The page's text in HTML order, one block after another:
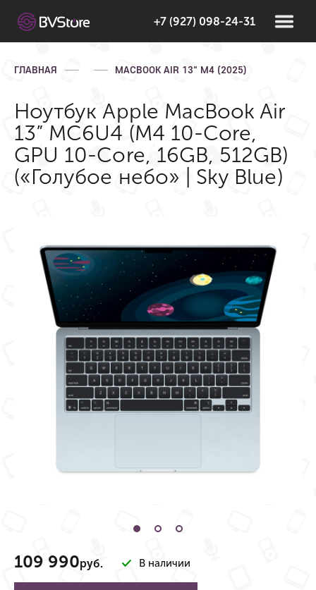
+7 (927) 098-24-31
ГЛАВНАЯ MACBOOK AIR 13" M4 (2025)
Ноутбук Apple MacBook Air
13” MC6U4 (M4 10-Core,
GPU 10-Core, 16GB, 512GB)
(«Голубое небо» | Sky Blue)
109 990руб. В наличии